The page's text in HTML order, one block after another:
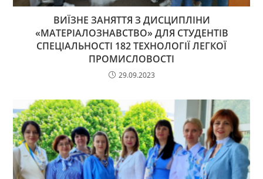
ВИЇЗНЕ ЗАНЯТТЯ З ДИСЦИПЛІНИ
«МАТЕРІАЛОЗНАВСТВО» ДЛЯ СТУДЕНТІВ
СПЕЦІАЛЬНОСТІ 182 ТЕХНОЛОГІЇ ЛЕГКОЇ
ПРОМИСЛОВОСТІ
29.09.2023